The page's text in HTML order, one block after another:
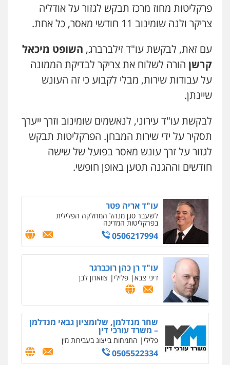
פרקליטות מחוז מרכז תבקש לגזור על אודליה
צריקר ולנה שומינוב 11 חודשי מאסר, כל אחת.
עם זאת, לבקשת עו"ד זילברברג, השופט מיכאל
קרשן הורה לשלוח את צריקר לבדיקת הממונה
על עבודות שירות, מבלי לקבוע כי זה העונש
שיינתן.
לבקשת עו"ד עירוני, לנאשמים שומינוב וזרך ייערך
תסקיר על ידי שירות המבחן. הפרקליטות תבקש
לגזור על זרך עונש מאסר בפועל של שישה
חודשים וההגנה תטען באופן חופשי.
פלילי מעצרים וחקירות תעבורה
0537470000
0502130230
אברהם שהבזי – משרד עורכי דין
מיסים כלכלי פלילי פשיעה כלכלית
הון
0504456555
עו"ד אריה פטר
לשעבר סגן מנהל המחלקה הפלילית
בפרקליטות המדינה
0506217994
עו"ד רן כהן רוכברגר
דיני צבא פלילי צווארון לבן
שחר מנדלמן, שלומציון גבאי מנדלמן
– משרד עורכי דין
פלילי התמחות בייצוג בעבירות מין
0505522334
ניר קידר – צלם
0504578527
שליליים
שירותים מקצועיים לעורכי דין
0522508109
אחסון אתרים